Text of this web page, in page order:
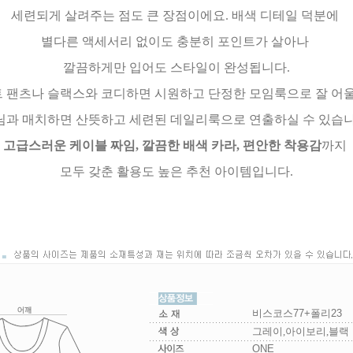
세련되게 살려주는 점도 큰 장점이에요. 배색 디테일 덕분에
별다른 액세서리 없이도 충분히 포인트가 살아나
깔끔하게만 입어도 스타일이 완성됩니다.
팬츠나 슬랙스와 코디하면 시원하고 단정한 모임룩으로 잘 어
과 매치하면 산뜻하고 세련된 데일리룩으로 연출하실 수 있습
고급스러운 케이블 짜임, 깔끔한 배색 카라, 편안한 착용감까지
모두 갖춘 활용도 높은 추천 아이템입니다.
비스코스77+폴리23
그레이,아이보리,블랙
ONE